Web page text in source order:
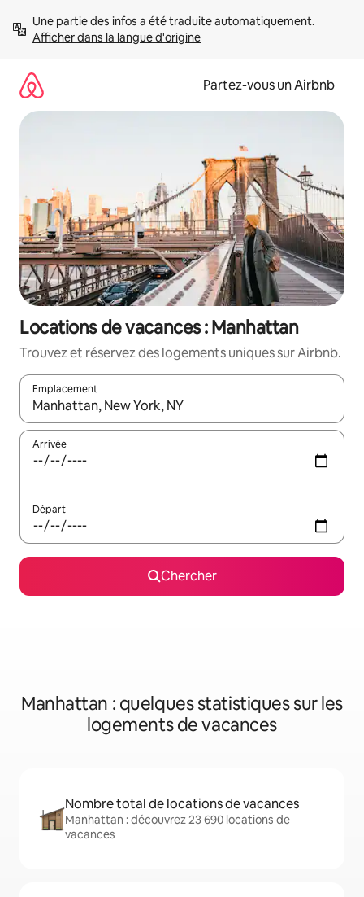
directement
Afficher dans la langue d'origine
Partez-vous un Airbnb
Locations de vacances : Manhattan
Trouvez et réservez des logements uniques sur Airbnb.
Emplacement
Quand les résultats sont affichés, parcourez-les en utilisant
Arrivée
Départ
Chercher
Manhattan : quelques statistiques sur les
logements de vacances
Nombre total de locations de vacances
Manhattan : découvrez 23 690 locations de
vacances